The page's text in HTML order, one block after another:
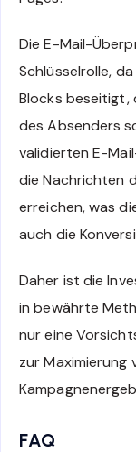
Die E-Mail-
Schlüsselrolle,
Blocks beseitigt,
des Absenders
validierten E-
die Nachrichten
erreichen, was
auch die
Daher ist die
in bewährte
nur eine
zur Maximierung
FAQ